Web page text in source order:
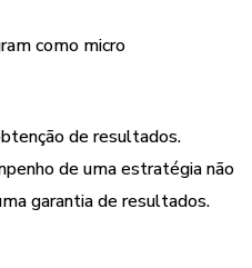
como micro
de resultados.
de uma estratégia não
garantia de resultados.